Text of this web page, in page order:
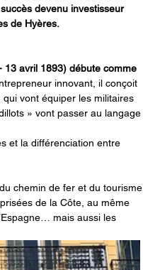
devenu investisseur
de Hyères.
13 avril 1893) débute comme
innovant, il conçoit
vont équiper les militaires
» vont passer au langage
et la différenciation entre
chemin de fer et du tourisme
de la Côte, au même
mais aussi les